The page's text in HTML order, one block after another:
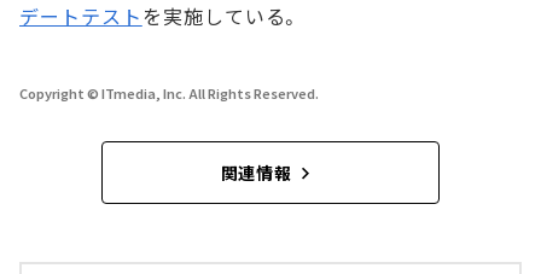
デートテストを実施している。
Copyright © ITmedia, Inc. All Rights Reserved.
関連情報